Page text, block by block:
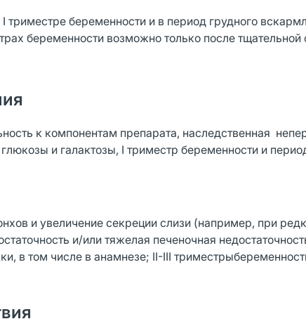
триместре беременности и в период грудного
беременности возможно только после
к компонентам препарата, наследственная
и галактозы, I триместр беременности и
и увеличение секреции слизи (например, при
и/или тяжелая печеночная
в том числе в анамнезе; II-III